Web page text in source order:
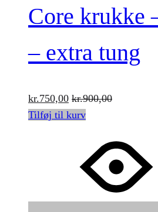
Core krukke
– extra tung
kr.750,00 kr.900,00
Tilføj til kurv